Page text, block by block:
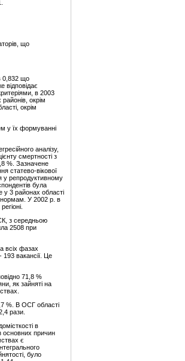
що
0,832 що
відповідає
в 2003
окрім
окрім
у їх формуванні
аналізу,
смертності з
%. Зазначене
статево-вікової
у репродуктивному
була
у 3 районах області
нормам. У 2002 р. в
з середньою
2508 при
всіх фазах
193 вакансії. Це
71,8 %
як зайняті на
%. В ОСГ області
рази.
в
основних причин
є
було